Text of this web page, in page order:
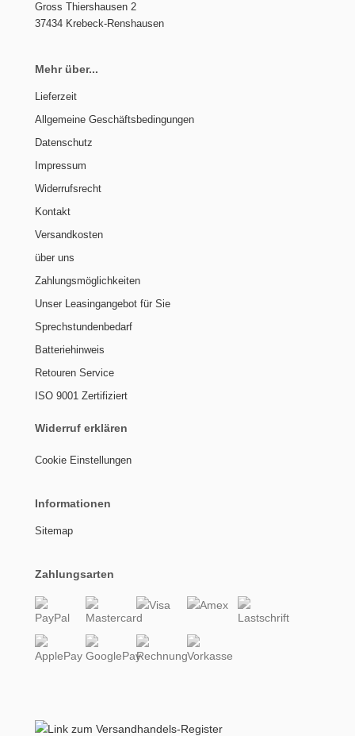
Gross Thiershausen 2
37434 Krebeck-Renshausen
Mehr über...
Lieferzeit
Allgemeine Geschäftsbedingungen
Datenschutz
Impressum
Widerrufsrecht
Kontakt
Versandkosten
über uns
Zahlungsmöglichkeiten
Unser Leasingangebot für Sie
Sprechstundenbedarf
Batteriehinweis
Retouren Service
ISO 9001 Zertifiziert
Widerruf erklären
Cookie Einstellungen
Informationen
Sitemap
Zahlungsarten